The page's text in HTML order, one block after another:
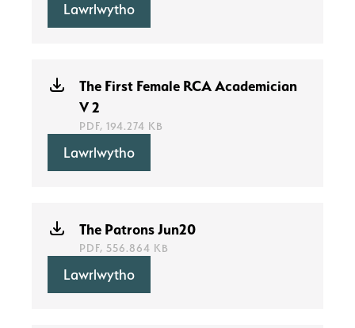
Lawrlwytho
The First Female RCA Academician
V 2
PDF, 194.274 KB
Lawrlwytho
The Patrons Jun20
PDF, 556.864 KB
Lawrlwytho